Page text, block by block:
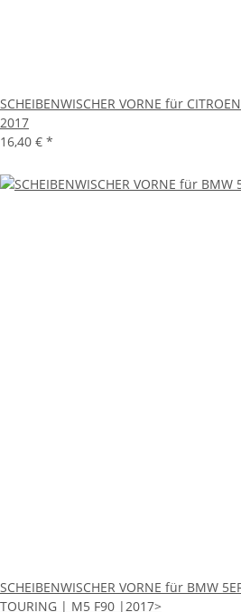
SCHEIBENWISCHER VORNE für
2017
16,40 € *
SCHEIBENWISCHER VORNE für BMW
TOURING | M5 F90 |2017>